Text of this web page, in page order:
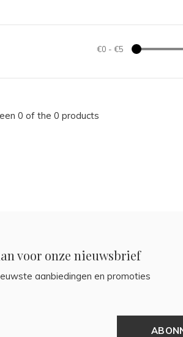
€0 - €5
0 of the 0 products
voor onze nieuwsbrief
aanbiedingen en promoties